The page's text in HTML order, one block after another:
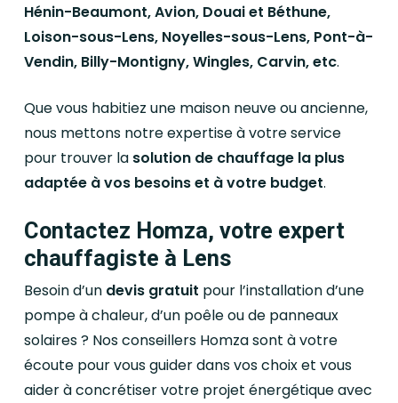
Hénin-Beaumont, Avion, Douai et Béthune,
Loison-sous-Lens, Noyelles-sous-Lens, Pont-à-
Vendin, Billy-Montigny, Wingles, Carvin, etc.
Que vous habitiez une maison neuve ou ancienne,
nous mettons notre expertise à votre service
pour trouver la solution de chauffage la plus
adaptée à vos besoins et à votre budget.
Contactez Homza, votre expert
chauffagiste à Lens
Besoin d’un devis gratuit pour l’installation d’une
pompe à chaleur, d’un poêle ou de panneaux
solaires ? Nos conseillers Homza sont à votre
écoute pour vous guider dans vos choix et vous
aider à concrétiser votre projet énergétique avec